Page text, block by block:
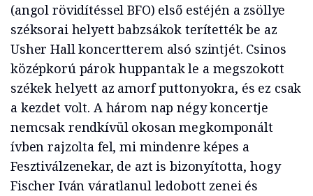
(angol rövidítéssel BFO) első estéjén a zsöllye
széksorai helyett babzsákok terítették be az
Usher Hall koncertterem alsó szintjét. Csinos
középkorú párok huppantak le a megszokott
székek helyett az amorf puttonyokra, és ez csak
a kezdet volt. A három nap négy koncertje
nemcsak rendkívül okosan megkomponált
ívben rajzolta fel, mi mindenre képes a
Fesztiválzenekar, de azt is bizonyította, hogy
Fischer Iván váratlanul ledobott zenei és